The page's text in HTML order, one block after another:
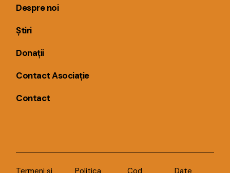
Despre noi
Știri
Donații
Contact Asociație
Contact
Termeni și Politica Cod Date